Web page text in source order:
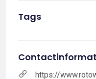
Tags
https://